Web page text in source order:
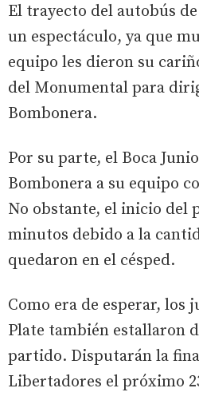
El trayecto del autobús
un espectáculo, ya que
equipo les dieron su
del Monumental para
Bombonera.
Por su parte, el Boca
Bombonera a su equipo
No obstante, el inicio del
minutos debido a la
quedaron en el césped.
Como era de esperar, los
Plate también estallaron
partido. Disputarán la
Libertadores el próximo